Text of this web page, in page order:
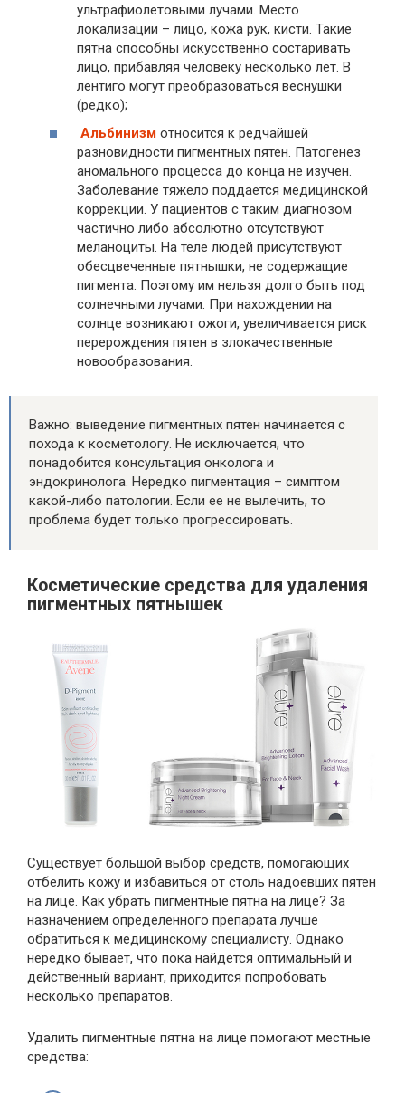
ультрафиолетовыми лучами. Место
локализации – лицо, кожа рук, кисти. Такие
пятна способны искусственно состаривать
лицо, прибавляя человеку несколько лет. В
лентиго могут преобразоваться веснушки
(редко);
Альбинизм относится к редчайшей
разновидности пигментных пятен. Патогенез
аномального процесса до конца не изучен.
Заболевание тяжело поддается медицинской
коррекции. У пациентов с таким диагнозом
частично либо абсолютно отсутствуют
меланоциты. На теле людей присутствуют
обесцвеченные пятнышки, не содержащие
пигмента. Поэтому им нельзя долго быть под
солнечными лучами. При нахождении на
солнце возникают ожоги, увеличивается риск
перерождения пятен в злокачественные
новообразования.
Важно: выведение пигментных пятен начинается с
похода к косметологу. Не исключается, что
понадобится консультация онколога и
эндокринолога. Нередко пигментация – симптом
какой-либо патологии. Если ее не вылечить, то
проблема будет только прогрессировать.
Косметические средства для удаления
пигментных пятнышек
Существует большой выбор средств, помогающих
отбелить кожу и избавиться от столь надоевших пятен
на лице. Как убрать пигментные пятна на лице? За
назначением определенного препарата лучше
обратиться к медицинскому специалисту. Однако
нередко бывает, что пока найдется оптимальный и
действенный вариант, приходится попробовать
несколько препаратов.
Удалить пигментные пятна на лице помогают местные
средства: